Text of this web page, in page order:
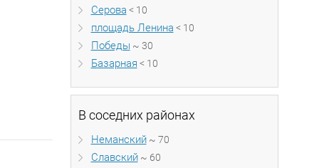
Серова < 10
площадь Ленина < 10
Победы ~ 30
Базарная < 10
В соседних районах
Неманский~ 70
Славский~ 60